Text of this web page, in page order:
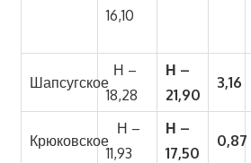
16,10
Шапсугское
Н –
18,28
Н –
21,90
3,16
Крюковское
Н –
11,93
Н –
17,50
0,87